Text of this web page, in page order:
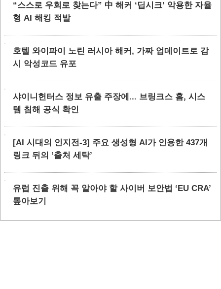
“스스로 우회로 찾는다” 中 해커 ‘딥시크’ 악용한 자율
형 AI 해킹 적발
호텔 와이파이 노린 러시아 해커, 가짜 업데이트로 감
시 악성코드 유포
샤이니헌터스 정보 유출 주장에... 브링크스 홈, 시스
템 침해 공식 확인
[AI 시대의 인지전-3] 주요 생성형 AI가 인용한 437개
링크 뒤의 ‘출처 세탁’
유럽 진출 위해 꼭 알아야 할 사이버 보안법 ‘EU CRA’
톺아보기